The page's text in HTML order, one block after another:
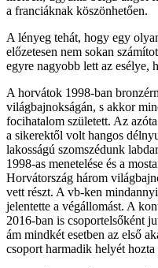
a franciáknak köszönhetően.
A lényeg tehát, hogy egy
előzetesen nem sokan
egyre nagyobb lett az esélye,
A horvátok 1998-ban
világbajnokságán, s akkor
focihatalom született. Az
a sikerektől volt hangos
lakosságú szomszédunk
1998-as menetelése és a
Horvátország három
vett részt. A vb-ken
jelentette a végállomást. A
2016-ban is csoportelsőként
ám mindkét esetben az első
csoport harmadik helyét